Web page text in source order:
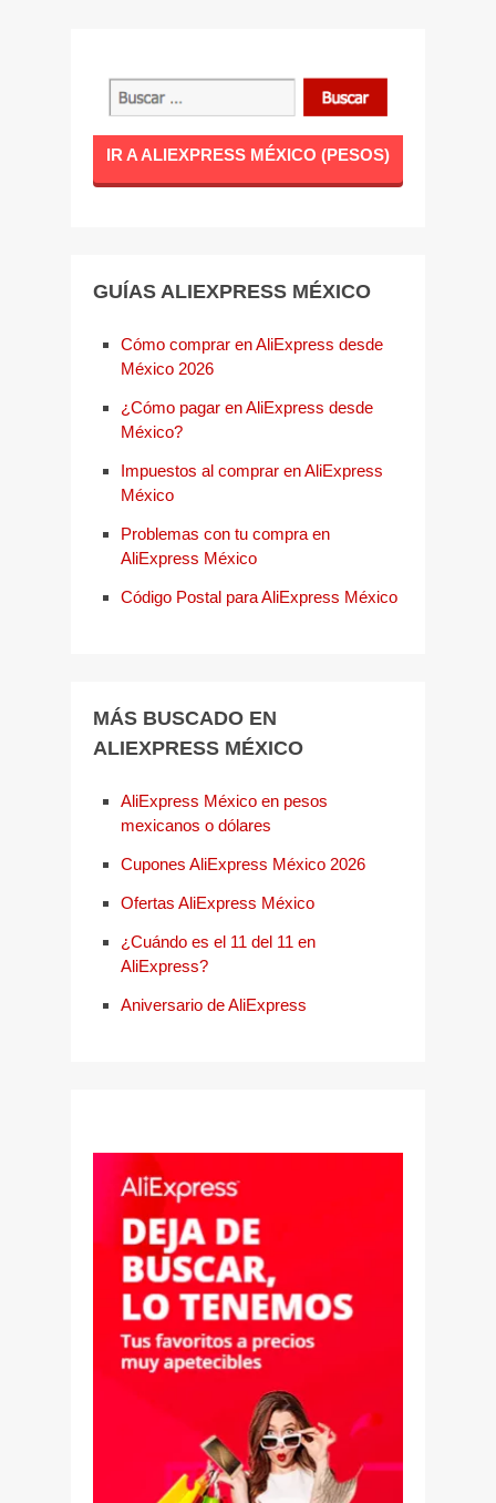
IR A ALIEXPRESS MÉXICO (PESOS)
GUÍAS ALIEXPRESS MÉXICO
Cómo comprar en AliExpress desde
México 2026
¿Cómo pagar en AliExpress desde
México?
Impuestos al comprar en AliExpress
México
Problemas con tu compra en
AliExpress México
Código Postal para AliExpress México
MÁS BUSCADO EN
ALIEXPRESS MÉXICO
AliExpress México en pesos
mexicanos o dólares
Cupones AliExpress México 2026
Ofertas AliExpress México
¿Cuándo es el 11 del 11 en
AliExpress?
Aniversario de AliExpress